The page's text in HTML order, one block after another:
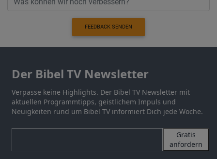
FEEDBACK SENDEN
Der Bibel TV Newsletter
Verpasse keine Highlights. Der Bibel TV Newsletter mit
aktuellen Programmtipps, geistlichem Impuls und
Neuigkeiten rund um Bibel TV informiert Dich jede Woche.
Gratis
anfordern